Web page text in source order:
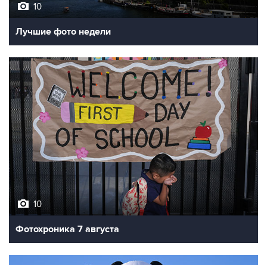
10
Лучшие фото недели
10
Фотохроника 7 августа